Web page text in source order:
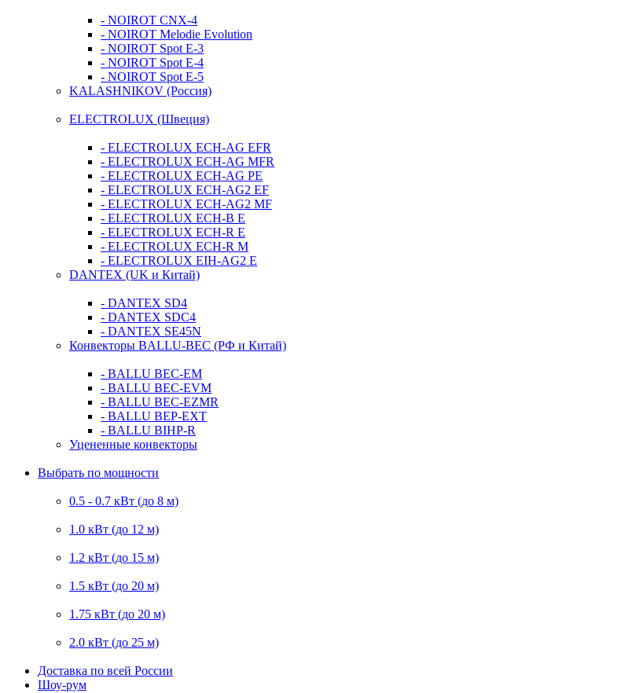
- NOIROT CNX-4
- NOIROT Melodie Evolution
- NOIROT Spot E-3
- NOIROT Spot E-4
- NOIROT Spot E-5
KALASHNIKOV (Россия)
ELECTROLUX (Швеция)
- ELECTROLUX ECH-AG EFR
- ELECTROLUX ECH-AG MFR
- ELECTROLUX ECH-AG PE
- ELECTROLUX ECH-AG2 EF
- ELECTROLUX ECH-AG2 MF
- ELECTROLUX ECH-B E
- ELECTROLUX ECH-R E
- ELECTROLUX ECH-R M
- ELECTROLUX EIH-AG2 E
DANTEX (UK и Китай)
- DANTEX SD4
- DANTEX SDC4
- DANTEX SE45N
Конвекторы BALLU-BEC (РФ и Китай)
- BALLU BEC-EM
- BALLU BEC-EVM
- BALLU BEC-EZMR
- BALLU BEP-EXT
- BALLU BIHP-R
Уцененные конвекторы
Выбрать по мощности
0.5 - 0.7 кВт (до 8 м)
1.0 кВт (до 12 м)
1.2 кВт (до 15 м)
1.5 кВт (до 20 м)
1.75 кВт (до 20 м)
2.0 кВт (до 25 м)
Доставка по всей России
Шоу-рум